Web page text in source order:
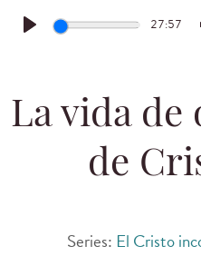
Play
27:57
La vida de
de
Series: El Cristo